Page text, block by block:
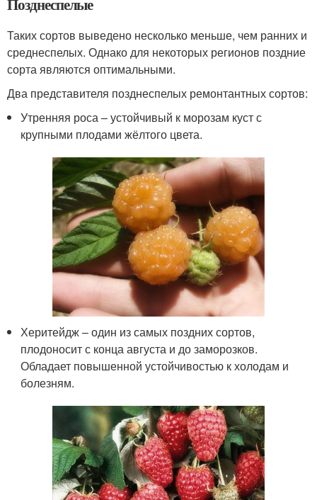
Таких сортов выведено несколько меньше, чем ранних и
среднеспелых. Однако для некоторых регионов поздние
сорта являются оптимальными.
Два представителя позднеспелых ремонтантных сортов:
Утренняя роса – устойчивый к морозам куст с
крупными плодами жёлтого цвета.
Херитейдж – один из самых поздних сортов,
плодоносит с конца августа и до заморозков.
Обладает повышенной устойчивостью к холодам и
болезням.